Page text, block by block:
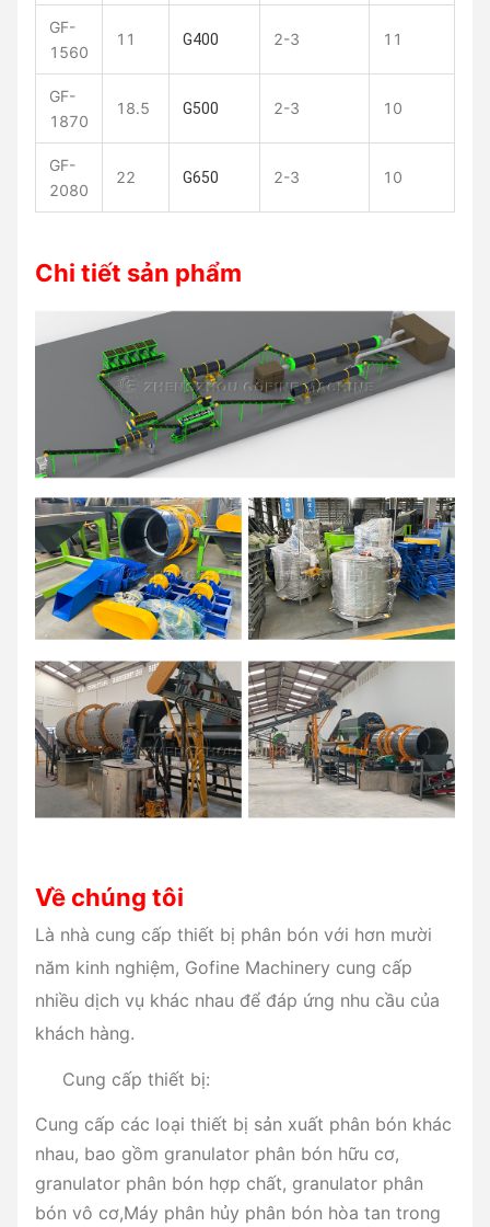
GF-
1560
11 G400 2-3 11
GF-
1870
18.5 G500 2-3 10
GF-
2080
22 G650 2-3 10
Chi tiết sản phẩm
Về chúng tôi
Là nhà cung cấp thiết bị phân bón với hơn mười
năm kinh nghiệm, Gofine Machinery cung cấp
nhiều dịch vụ khác nhau để đáp ứng nhu cầu của
khách hàng.
Cung cấp thiết bị:
Cung cấp các loại thiết bị sản xuất phân bón khác
nhau, bao gồm granulator phân bón hữu cơ,
granulator phân bón hợp chất, granulator phân
bón vô cơ,Máy phân hủy phân bón hòa tan trong